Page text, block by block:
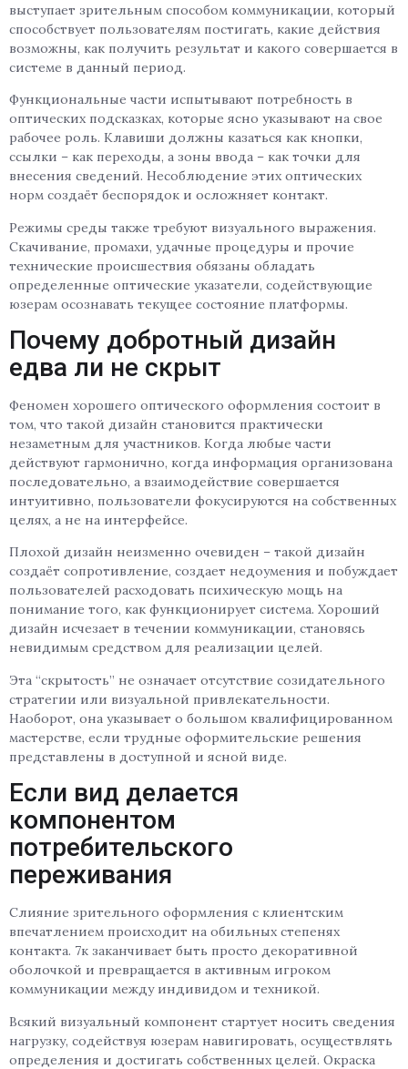
выступает зрительным способом коммуникации, который
способствует пользователям постигать, какие действия
возможны, как получить результат и какого совершается в
системе в данный период.
Функциональные части испытывают потребность в
оптических подсказках, которые ясно указывают на свое
рабочее роль. Клавиши должны казаться как кнопки,
ссылки – как переходы, а зоны ввода – как точки для
внесения сведений. Несоблюдение этих оптических
норм создаёт беспорядок и осложняет контакт.
Режимы среды также требуют визуального выражения.
Скачивание, промахи, удачные процедуры и прочие
технические происшествия обязаны обладать
определенные оптические указатели, содействующие
юзерам осознавать текущее состояние платформы.
Почему добротный дизайн
едва ли не скрыт
Феномен хорошего оптического оформления состоит в
том, что такой дизайн становится практически
незаметным для участников. Когда любые части
действуют гармонично, когда информация организована
последовательно, а взаимодействие совершается
интуитивно, пользователи фокусируются на собственных
целях, а не на интерфейсе.
Плохой дизайн неизменно очевиден – такой дизайн
создаёт сопротивление, создает недоумения и побуждает
пользователей расходовать психическую мощь на
понимание того, как функционирует система. Хороший
дизайн исчезает в течении коммуникации, становясь
невидимым средством для реализации целей.
Эта “скрытость” не означает отсутствие созидательного
стратегии или визуальной привлекательности.
Наоборот, она указывает о большом квалифицированном
мастерстве, если трудные оформительские решения
представлены в доступной и ясной виде.
Если вид делается
компонентом
потребительского
переживания
Слияние зрительного оформления с клиентским
впечатлением происходит на обильных степенях
контакта. 7к заканчивает быть просто декоративной
оболочкой и превращается в активным игроком
коммуникации между индивидом и техникой.
Всякий визуальный компонент стартует носить сведения
нагрузку, содействуя юзерам навигировать, осуществлять
определения и достигать собственных целей. Окраска